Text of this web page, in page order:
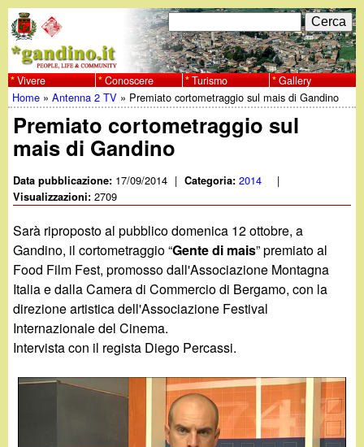
al
contenuto
principale
w
w
w
.
g
a
n
F
o
r
m
i
r
i
c
e
r
c
a
C
e
r
c
a
Vivere Conoscere Turismo Gallery
Tu
sei
qui
Home »Antenna 2 TV » Premiato cortometraggio sul mais di Gandino
Premiato cortometraggio sul
mais di Gandino
Data pubblicazione: 17/09/2014 | Categoria:2014 |
Visualizzazioni:2709
Sarà riproposto al pubblico domenica 12 ottobre, a
Gandino, il cortometraggio “Gente di mais” premiato al
Food Film Fest, promosso dall'Associazione Montagna
Italia e dalla Camera di Commercio di Bergamo, con la
direzione artistica dell'Associazione Festival
Internazionale del Cinema.
Intervista con il regista Diego Percassi.